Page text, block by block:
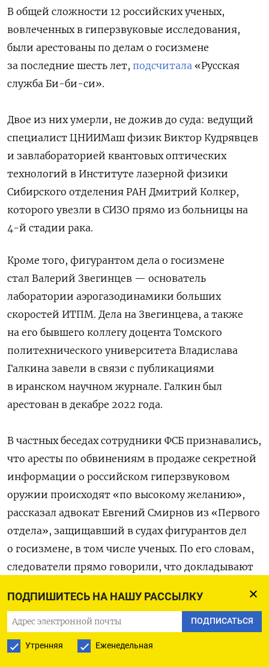
ПОДПИШИТЕСЬ НА НАШУ РАССЫЛКУ
ПОДПИСАТЬСЯ
Утренняя Еженедельная
В общей сложности 12 российских ученых,
вовлеченных в гиперзвуковые исследования,
были арестованы по делам о госизмене
за последние шесть лет, подсчитала «Русская
служба Би-би-си».
Двое из них умерли, не дожив до суда: ведущий
специалист ЦНИИМаш физик Виктор Кудрявцев
и завлабораторией квантовых оптических
технологий в Институте лазерной физики
Сибирского отделения РАН Дмитрий Колкер,
которого увезли в СИЗО прямо из больницы на
4-й стадии рака.
Кроме того, фигурантом дела о госизмене
стал Валерий Звегинцев — основатель
лаборатории аэрогазодинамики больших
скоростей ИТПМ. Дела на Звегинцева, а также
на его бывшего коллегу доцента Томского
политехнического университета Владислава
Галкина завели в связи с публикациями
в иранском научном журнале. Галкин был
арестован в декабре 2022 года.
В частных беседах сотрудники ФСБ признавались,
что аресты по обвинениям в продаже секретной
информации о российском гиперзвуковом
оружии происходят «по высокому желанию»,
рассказал адвокат Евгений Смирнов из «Первого
отдела», защищавший в судах фигурантов дел
о госизмене, в том числе ученых. По его словам,
следователи прямо говорили, что докладывают
ученых.
Цель работы ФСБ — продемонстрировать, что
за тайнами о российских ракетах охотятся